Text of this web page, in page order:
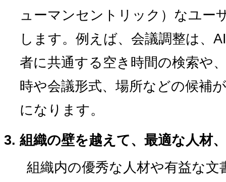
ューマンセントリック）なユー
します。例えば、会議調整は、
者に共通する空き時間の検索や
時や会議形式、場所などの候補
になります。
組織の壁を越えて、最適な人材
組織内の優秀な人材や有益な